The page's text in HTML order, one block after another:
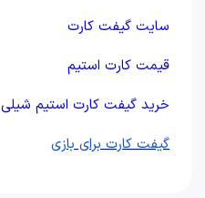
سایت گیفت کارت
قیمت کارت استیم
خرید گیفت کارت استیم شیلی
گیفت کارت برای بازی